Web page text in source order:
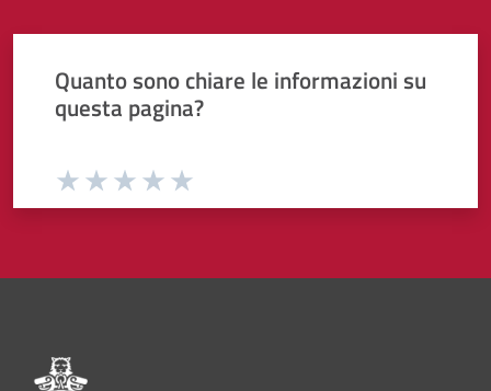
Quanto sono chiare le informazioni su
questa pagina?
Valuta da 1 a 5 stelle la paginaValuta 4 stelle su 5
Valuta 3 stelle su 5
Valuta 2 stelle su 5
Valuta 1 stelle su 5